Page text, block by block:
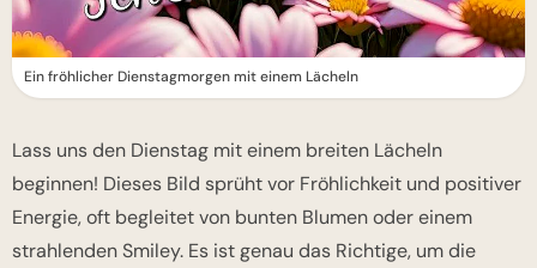
Ein fröhlicher Dienstagmorgen mit einem Lächeln
Lass uns den Dienstag mit einem breiten Lächeln
beginnen! Dieses Bild sprüht vor Fröhlichkeit und positiver
Energie, oft begleitet von bunten Blumen oder einem
strahlenden Smiley. Es ist genau das Richtige, um die